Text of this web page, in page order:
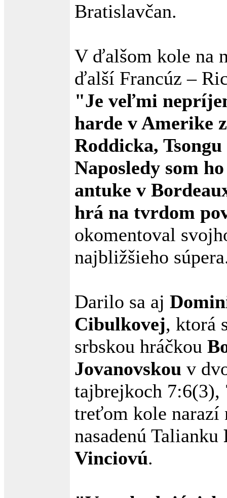
Bratislavčan.
V ďalšom kole na
ďalší Francúz –
"Je veľmi
harde v Amerike
Roddicka,
Naposledy som
antuke v
hrá na tvrdom
okomentoval
najbližšieho
Darilo sa aj
Cibulkovej, ktorá
srbskou hráčkou
Jovanovskou v
tajbrejkoch 7:6(3),
treťom kole narazí
nasadenú Talianku
Vinciovú.